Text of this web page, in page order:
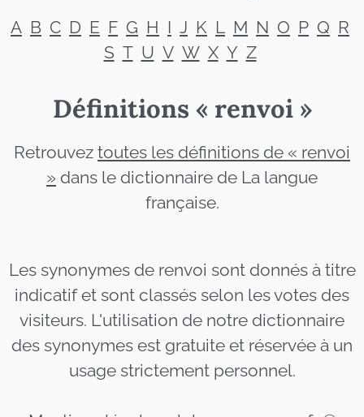
A B C D E F G H I J K L M N O P Q R
S T U V W X Y Z
Définitions « renvoi »
Retrouvez toutes les définitions de « renvoi
» dans le dictionnaire de La langue
française.
Les synonymes de renvoi sont donnés à titre
indicatif et sont classés selon les votes des
visiteurs. L'utilisation de notre dictionnaire
des synonymes est gratuite et réservée à un
usage strictement personnel.